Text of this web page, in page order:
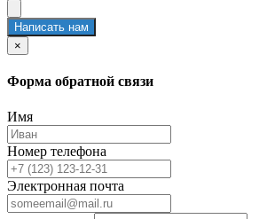
Написать нам
×
Форма обратной связи
Имя
Номер телефона
Электронная почта